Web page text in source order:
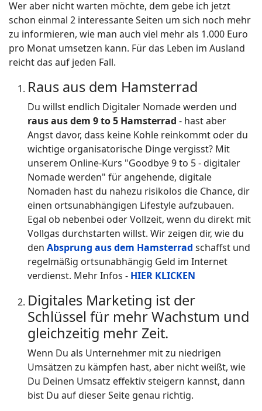
Wer aber nicht warten möchte, dem gebe ich jetzt
schon einmal 2 interessante Seiten um sich noch mehr
zu informieren, wie man auch viel mehr als 1.000 Euro
pro Monat umsetzen kann. Für das Leben im Ausland
reicht das auf jeden Fall.
Raus aus dem Hamsterrad
Du willst endlich Digitaler Nomade werden und
raus aus dem 9 to 5 Hamsterrad - hast aber
Angst davor, dass keine Kohle reinkommt oder du
wichtige organisatorische Dinge vergisst? Mit
unserem Online-Kurs "Goodbye 9 to 5 - digitaler
Nomade werden" für angehende, digitale
Nomaden hast du nahezu risikolos die Chance, dir
einen ortsunabhängigen Lifestyle aufzubauen.
Egal ob nebenbei oder Vollzeit, wenn du direkt mit
Vollgas durchstarten willst. Wir zeigen dir, wie du
den Absprung aus dem Hamsterrad schaffst und
regelmäßig ortsunabhängig Geld im Internet
verdienst. Mehr Infos - HIER KLICKEN
Digitales Marketing ist der
Schlüssel für mehr Wachstum und
gleichzeitig mehr Zeit.
Wenn Du als Unternehmer mit zu niedrigen
Umsätzen zu kämpfen hast, aber nicht weißt, wie
Du Deinen Umsatz effektiv steigern kannst, dann
bist Du auf dieser Seite genau richtig.